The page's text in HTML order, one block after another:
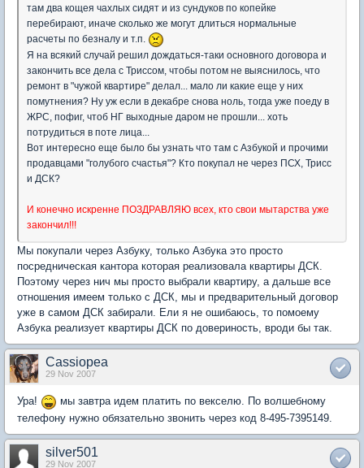
там два кощея чахлых сидят и из сундуков по копейке
перебирают, иначе сколько же могут длиться нормальные
расчеты по безналу и т.п.
Я на всякий случай решил дождаться-таки основного договора и
закончить все дела с Триссом, чтобы потом не выяснилось, что
ремонт в "чужой квартире" делал... мало ли какие еще у них
помутнения? Ну уж если в декабре снова ноль, тогда уже поеду в
ЖРС, пофиг, чтоб НГ выходные даром не прошли... хоть
потрудиться в поте лица...
Вот интересно еще было бы узнать что там с Азбукой и прочими
продавцами "голубого счастья"? Кто покупал не через ПСХ, Трисс
и ДСК?
И конечно искренне ПОЗДРАВЛЯЮ всех, кто свои мытарства уже
закончил!!!
Мы покупали через Азбуку, только Азбука это просто
посредническая кантора которая реализовала квартиры ДСК.
Поэтому через нич мы просто выбрали квартиру, а дальше все
отношения имеем только с ДСК, мы и предварительный договор
уже в самом ДСК забирали. Ели я не ошибаюсь, то помоему
Азбука реализует квартиры ДСК по довериность, вроди бы так.
Cassiopea
29 Nov 2007
Ура!
мы завтра идем платить по векселю. По волшебному
телефону нужно обязательно звонить через код 8-495-7395149.
silver501
29 Nov 2007